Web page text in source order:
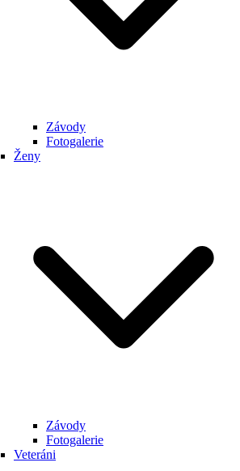
Závody
Fotogalerie
Ženy
Závody
Fotogalerie
Veteráni